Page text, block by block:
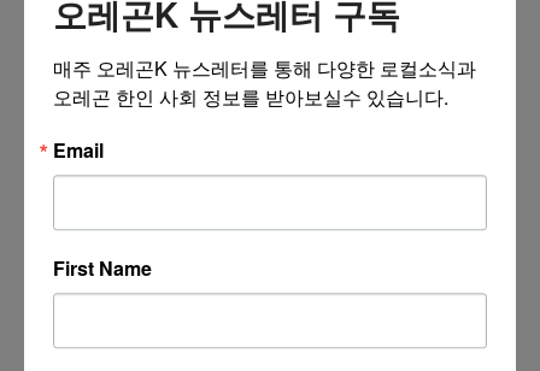
더보기 >>
오레곤K 뉴스레터 구독
매주 오레곤K 뉴스레터를 통해 다양한 로컬소식과
오레곤 한인 사회 정보를 받아보실수 있습니다.
Email
First Name